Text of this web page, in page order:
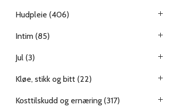
Hudpleie (406)
Intim (85)
Jul (3)
Kløe, stikk og bitt (22)
Kosttilskudd og ernæring (317)